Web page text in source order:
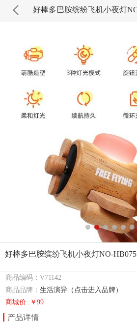
好棒多巴胺缤纷飞机小夜灯NO-HB075
商品编码：V71142
商品品牌：生活演异（点击进入品牌）
商城价 :￥99
产品详情